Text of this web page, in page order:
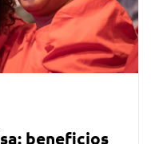
beneficios